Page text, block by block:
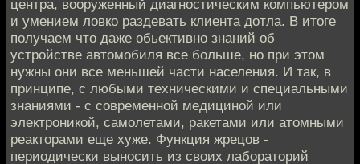
центра, вооруженный диагностическим компьютером
и умением ловко раздевать клиента дотла. В итоге
получаем что даже обьективно знаний об
устройстве автомобиля все больше, но при этом
нужны они все меньшей части населения. И так, в
принципе, с любыми техническими и специальными
знаниями - с современной медициной или
электроникой, самолетами, ракетами или атомными
реакторами еще хуже. Функция жрецов -
периодически выносить из своих лабораторий